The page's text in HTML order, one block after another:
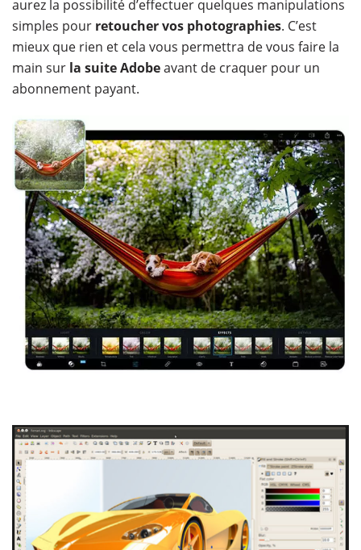
aurez la possibilité d’effectuer quelques manipulations
simples pour retoucher vos photographies. C’est
mieux que rien et cela vous permettra de vous faire la
main sur la suite Adobeavant de craquer pour un
abonnement payant.